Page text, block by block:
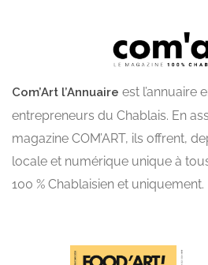
Com’Art l’Annuaire est l’annuaire
entrepreneurs du Chablais. En
magazine COM’ART, ils offrent,
locale et numérique unique à
100 % Chablaisien et uniquement.